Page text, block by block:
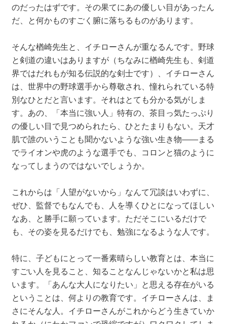
のだったはずです。その果てにあの優しい目があったん
だ、と何かものすごく腑に落ちるものがあります。
そんな楢崎先生と、イチローさんが重なるんです。野球
と剣道の違いはありますが（ちなみに楢崎先生も、剣道
界ではだれもが知る伝説的な剣士です）、イチローさん
は、世界中の野球選手から尊敬され、憧れられている特
別なひとだと言います。それはとても分かる気がしま
す。あの、「本当に強い人」特有の、茶目っ気たっぷり
の優しい目で見つめられたら、ひとたまりもない。天才
肌で誰のいうことも聞かないような強い生き物――まる
でライオンや虎のような選手でも、コロンと猫のように
なってしまうのではないでしょうか。
これからは「人望がないから」なんて冗談はいわずに、
ぜひ、監督でもなんでも、人を導くひとになってほしい
なあ、と勝手に願っています。ただそこにいるだけで
も、その姿を見るだけでも、勉強になるような人です。
特に、子どもにとって一番素晴らしい教育とは、本当に
すごい人を見ること、知ることなんじゃないかと私は思
います。「あんな大人になりたい」と思える存在がいる
ということは、何よりの教育です。イチローさんは、ま
さにそんな人。イチローさんがこれからどう生きていか